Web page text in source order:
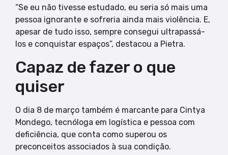
“Se eu não tivesse estudado, eu seria só mais uma
pessoa ignorante e sofreria ainda mais violência. E,
apesar de tudo isso, sempre consegui ultrapassá-
los e conquistar espaços”, destacou a Pietra.
Capaz de fazer o que
quiser
O dia 8 de março também é marcante para Cintya
Mondego, tecnóloga em logística e pessoa com
deficiência, que conta como superou os
preconceitos associados à sua condição.